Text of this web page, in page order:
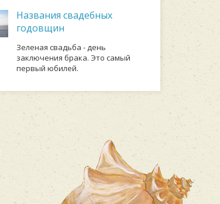
Названия свадебных
годовщин
Зeлeнaя cвaдьбa - дeнь
зaключeния бpaкa. Этo caмый
пepвый юбилeй.